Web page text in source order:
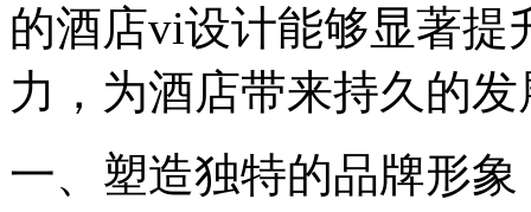
的酒店vi设计能够显著提
力，为酒店带来持久的
一、塑造独特的品牌形象